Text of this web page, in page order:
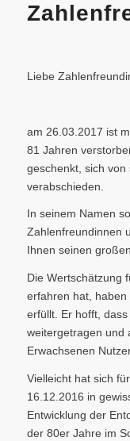
Liebe
am 26.03.2017 ist
81 Jahren
geschenkt, sich
verabschieden.
In seinem Namen
Zahlenfreundinnen
Ihnen seinen
Die Wertschätzung
erfahren hat, haben
erfüllt. Er hofft,
weitergetragen und
Erwachsenen
Vielleicht hat sich
16.12.2016 in
Entwicklung der
der 80er Jahre im